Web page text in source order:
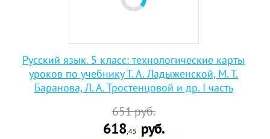
Русский язык. 5 класс: технологические карты
уроков по учебнику Т. А. Ладыженской, М. Т.
Баранова, Л. А. Тростенцовой и др. I часть
651руб.
618,45 руб.